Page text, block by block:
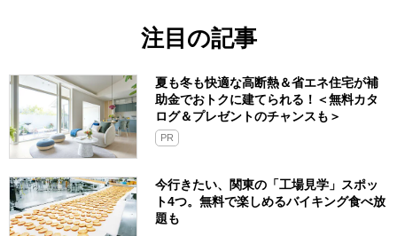
注目の記事
夏も冬も快適な高断熱＆省エネ住宅が補
助金でおトクに建てられる！＜無料カタ
ログ＆プレゼントのチャンスも＞
PR
今行きたい、関東の「工場見学」スポッ
ト4つ。無料で楽しめるバイキング食べ放
題も